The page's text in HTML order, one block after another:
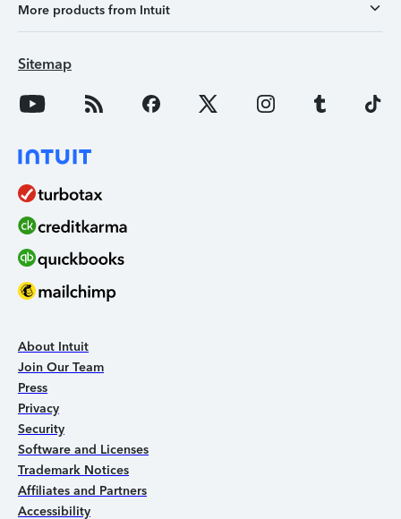
More products from Intuit
Sitemap
About Intuit
Join Our Team
Press
Privacy
Security
Software and Licenses
Trademark Notices
Affiliates and Partners
Accessibility